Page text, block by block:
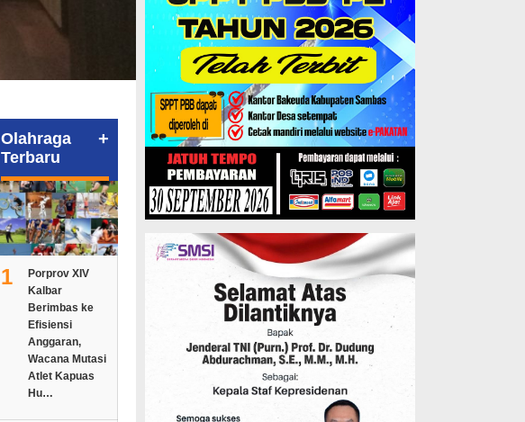
Olahraga
Terbaru
+
1
Porprov XIV
Kalbar
Berimbas ke
Efisiensi
Anggaran,
Wacana Mutasi
Atlet Kapuas
Hu…